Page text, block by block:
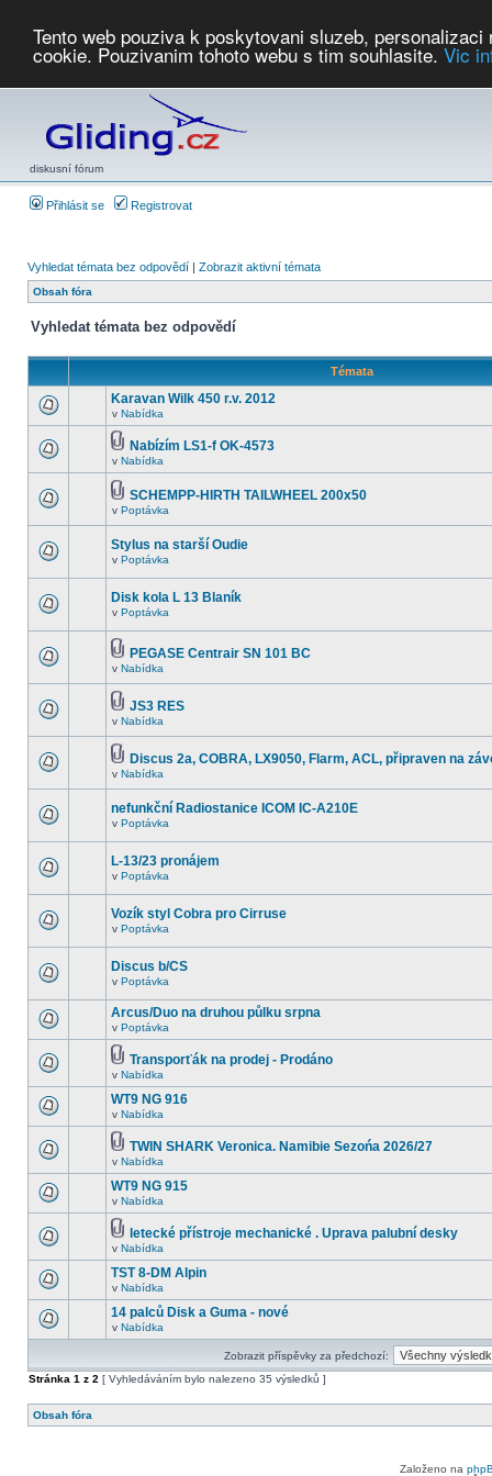
Tento web pouziva k poskytovani sluzeb,
cookie. Pouzivanim tohoto webu s tim souhlasite. Vic
diskusní fórum
Přihlásit se Registrovat
Vyhledat témata bez odpovědí | Zobrazit aktivní témata
Obsah fóra
Vyhledat témata bez odpovědí
Témata
Karavan Wilk 450 r.v. 2012
v Nabídka
Nabízím LS1-f OK-4573
v Nabídka
SCHEMPP-HIRTH TAILWHEEL 200x50
v Poptávka
Stylus na starší Oudie
v Poptávka
Disk kola L 13 Blaník
v Poptávka
PEGASE Centrair SN 101 BC
v Nabídka
JS3 RES
v Nabídka
Discus 2a, COBRA, LX9050, Flarm, ACL, připraven na
v Nabídka
nefunkční Radiostanice ICOM IC-A210E
v Poptávka
L-13/23 pronájem
v Poptávka
Vozík styl Cobra pro Cirruse
v Poptávka
Discus b/CS
v Poptávka
Arcus/Duo na druhou půlku srpna
v Poptávka
Transporťák na prodej - Prodáno
v Nabídka
WT9 NG 916
v Nabídka
TWIN SHARK Veronica. Namibie Sezońa 2026/27
v Nabídka
WT9 NG 915
v Nabídka
letecké přístroje mechanické . Uprava palubní desky
v Nabídka
TST 8-DM Alpin
v Nabídka
14 palců Disk a Guma - nové
v Nabídka
Zobrazit příspěvky za předchozí:
Stránka 1 z 2 [ Vyhledáváním bylo nalezeno 35 výsledků ]
Obsah fóra
Založeno na